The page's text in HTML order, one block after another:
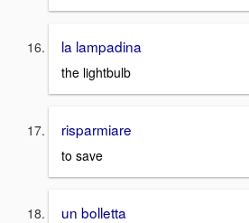
la lampadina
the lightbulb
risparmiare
to save
un bolletta